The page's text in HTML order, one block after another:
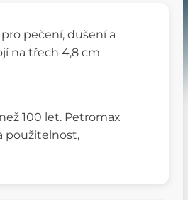
pečení, dušení a
na třech 4,8 cm
100 let. Petromax
použitelnost,